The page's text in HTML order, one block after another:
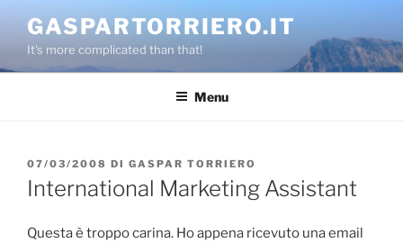
contenuto
GASPARTORRIERO.IT
It's more complicated than that!
Menu
PUBBLICATO
IL
07/03/2008 DI GASPAR TORRIERO
International Marketing Assistant
Questa è troppo carina. Ho appena ricevuto una email